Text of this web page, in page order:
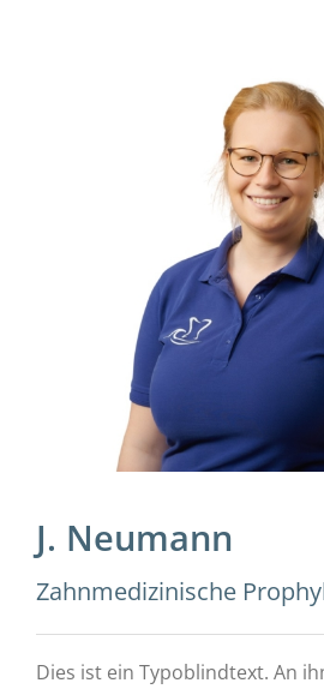
J. Neumann
Zahnmedizinische
Dies ist ein Typoblindtext. An